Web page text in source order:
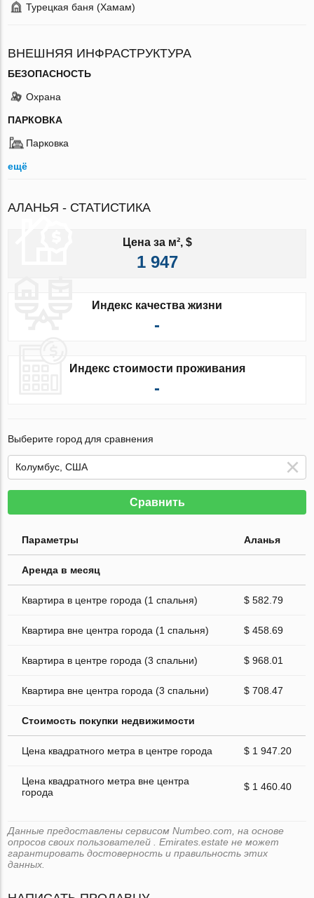
Турецкая баня (Хамам)
ВНЕШНЯЯ ИНФРАСТРУКТУРА
БЕЗОПАСНОСТЬ
Охрана
ПАРКОВКА
Парковка
ещё
АЛАНЬЯ - СТАТИСТИКА
Цена за м², $
1 947
Индекс качества жизни
-
Индекс стоимости проживания
-
Выберите город для сравнения
Сравнить
Параметры Аланья
Аренда в месяц
Квартира в центре города (1 спальня) $ 582.79
Квартира вне центра города (1 спальня) $ 458.69
Квартира в центре города (3 спальни) $ 968.01
Квартира вне центра города (3 спальни) $ 708.47
Стоимость покупки недвижимости
Цена квадратного метра в центре города $ 1 947.20
Цена квадратного метра вне центра
города
$ 1 460.40
Данные предоставлены сервисом Numbeo.com, на основе
опросов своих пользователей . Emirates.estate не может
гарантировать достоверность и правильность этих
данных.